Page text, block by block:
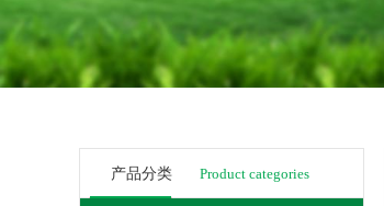
产品分类 Product categories